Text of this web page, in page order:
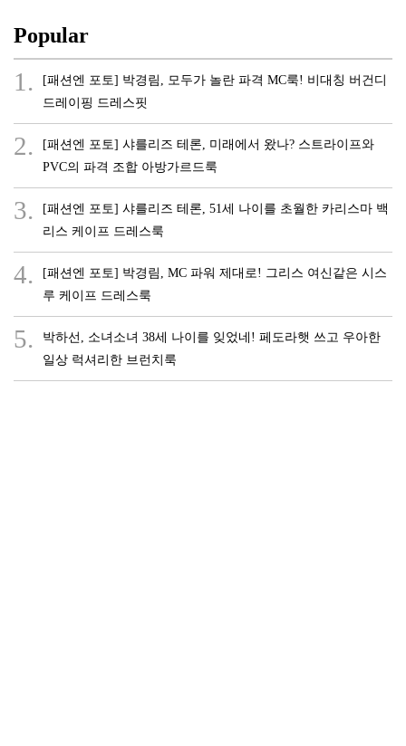
Popular
1.
[패션엔 포토] 박경림, 모두가 놀란 파격 MC룩! 비대칭 버건디
드레이핑 드레스핏
2.
[패션엔 포토] 샤를리즈 테론, 미래에서 왔나? 스트라이프와
PVC의 파격 조합 아방가르드룩
3.
[패션엔 포토] 샤를리즈 테론, 51세 나이를 초월한 카리스마 백
리스 케이프 드레스룩
4.
[패션엔 포토] 박경림, MC 파워 제대로! 그리스 여신같은 시스
루 케이프 드레스룩
5.
박하선, 소녀소녀 38세 나이를 잊었네! 페도라햇 쓰고 우아한
일상 럭셔리한 브런치룩